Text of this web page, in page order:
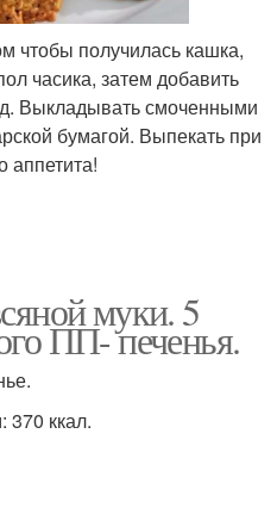
чтобы получилась кашка,
часика, затем добавить
Выкладывать смоченными
бумагой. Выпекать при
аппетита!
муки. 5
ПП- печенья.
370 ккал.